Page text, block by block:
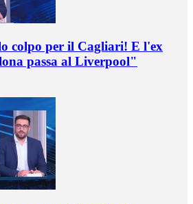
colpo per il Cagliari! E l'ex
passa al Liverpool"